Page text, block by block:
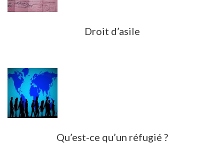
Droit d’asile
Qu’est-ce qu’un réfugié ?